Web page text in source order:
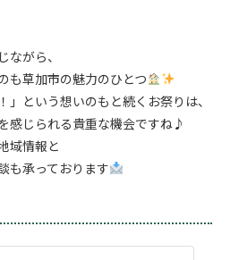
がら、
も草加市の魅力のひとつ
」という想いのもと続くお祭りは、
感じられる貴重な機会ですね♪
域情報と
も承っております